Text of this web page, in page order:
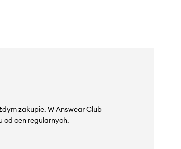
zakupie. W Answear Club
od cen regularnych.